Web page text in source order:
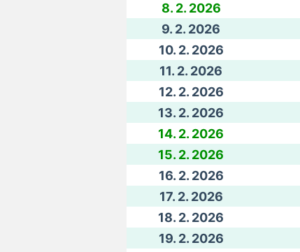
8. 2. 2026
9. 2. 2026
10. 2. 2026
11. 2. 2026
12. 2. 2026
13. 2. 2026
14. 2. 2026
15. 2. 2026
16. 2. 2026
17. 2. 2026
18. 2. 2026
19. 2. 2026